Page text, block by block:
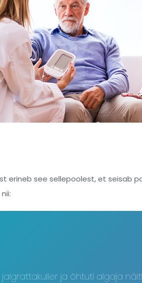
erineb see sellepoolest, et seisab
ja õhtuti algaja